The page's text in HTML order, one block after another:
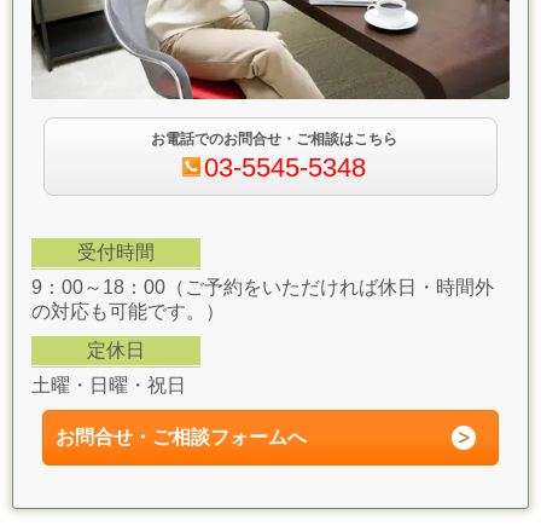
お電話でのお問合せ・ご相談はこちら
03-5545-5348
受付時間
9：00～18：00（ご予約をいただければ休日・時間外
の対応も可能です。）
定休日
土曜・日曜・祝日
お問合せ・ご相談フォームへ